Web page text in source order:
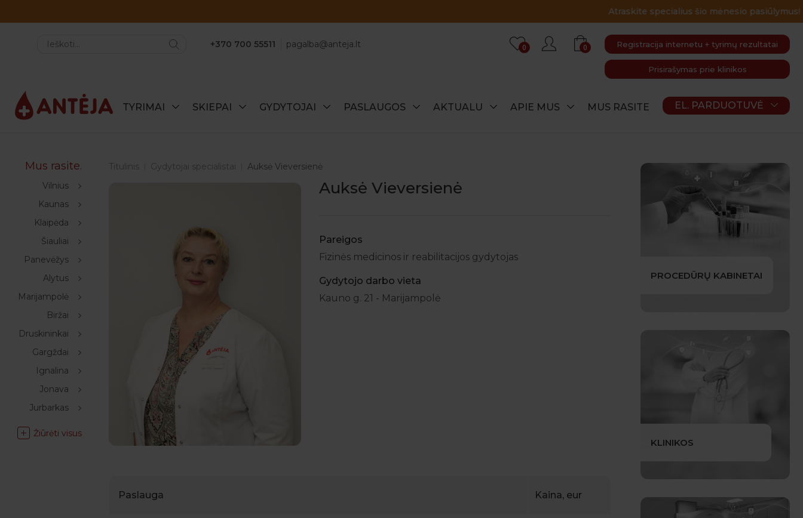
+370 700 55511 pagalba@anteja.lt Registracija internetu + tyrimų rezultatai
Prisirašymas prie klinikos
0 0
TYRIMAI SKIEPAI GYDYTOJAI PASLAUGOS AKTUALU APIE MUS MUS RASITE EL. PARDUOTUVĖ
Mus rasite.
Vilnius
Kaunas
Klaipėda
Šiauliai
Panevėžys
Alytus
Marijampolė
Biržai
Druskininkai
Gargždai
Ignalina
Jonava
Jurbarkas
Žiūrėti visus
Titulinis Gydytojai specialistai Auksė Vieversienė
Auksė Vieversienė
Pareigos
Fizinės medicinos ir reabilitacijos gydytojas
Gydytojo darbo vieta
Kauno g. 21 - Marijampolė
Paslauga Kaina, eur
PROCEDŪRŲ KABINETAI
KLINIKOS